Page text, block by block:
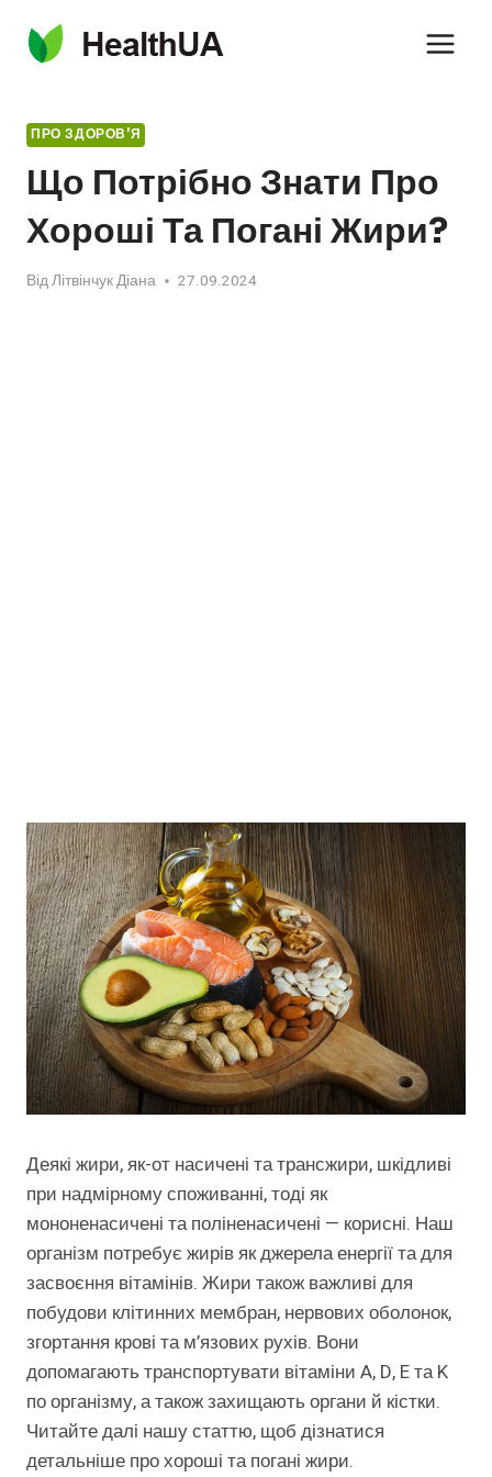
вмісту
ПРО ЗДОРОВ'Я
Що Потрібно Знати Про
Хороші Та Погані Жири?
ВідЛітвінчук Діана 27.09.2024
Деякі жири, як-от насичені та трансжири, шкідливі
при надмірному споживанні, тоді як
мононенасичені та поліненасичені — корисні. Наш
організм потребує жирів як джерела енергії та для
засвоєння вітамінів. Жири також важливі для
побудови клітинних мембран, нервових оболонок,
згортання крові та м’язових рухів. Вони
допомагають транспортувати вітаміни A, D, E та K
по організму, а також захищають органи й кістки.
Читайте далі нашу статтю, щоб дізнатися
детальніше про хороші та погані жири.